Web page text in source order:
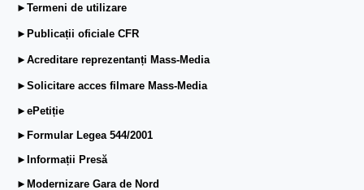
►Termeni de utilizare
►Publicații oficiale CFR
►Acreditare reprezentanți Mass-Media
►Solicitare acces filmare Mass-Media
►ePetiție
►Formular Legea 544/2001
►Informații Presă
►Modernizare Gara de Nord